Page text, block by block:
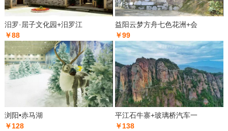
汨罗·屈子文化园+汨罗江
￥88
益阳云梦方舟七色花洲+会
￥99
浏阳•赤马湖
￥128
平江石牛寨+玻璃桥汽车一
￥138